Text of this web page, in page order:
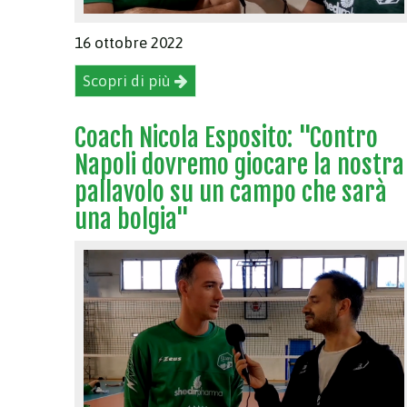
16 ottobre 2022
Scopri di più
Coach Nicola Esposito: "Contro
Napoli dovremo giocare la nostra
pallavolo su un campo che sarà
una bolgia"